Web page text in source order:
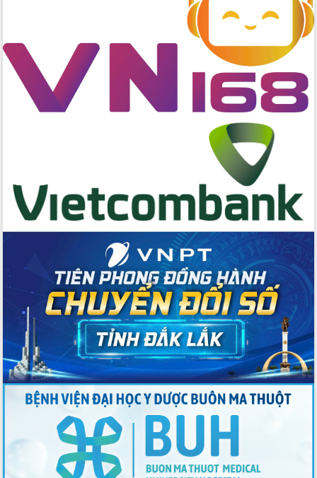
Đoàn thanh tra EC
Chủ tịch UBND tỉnh Tạ Anh Tuấn thăm,
chúc mừng các bệnh viện nhân Ngày
Thầy thuốc Việt Nam
Rộn ràng lễ hội truyền thống Sông
Thống nhất danh sách giới thiệu ứng
cử đại biểu Quốc hội khoá XVI và đại
biểu HĐND tỉnh Đắk Lắk, nhiệm kỳ
2026-2031
Phát động hai phong trào thi đua quan
trọng trong kỷ nguyên mới
Hội nghị lần thứ tư Ban Chỉ đạo công
tác bầu cử tỉnh Đắk Lắk
Hội nghị Báo cáo viên Trung ương
tháng 01/2026
Phó Thủ tướng Hồ Quốc Dũng đánh giá
cao kết quả Chiến dịch Quang Trung
tại Đắk Lắk
Hội nghị Ban Chấp hành Đảng bộ tỉnh
Đắk Lắk lần thứ 2 (mở rộng)
Tập trung giải phóng mặt bằng, đẩy
nhanh tiến độ Tuyến đường bộ ven
Gỡ khó, khởi công xây dựng, sửa chữa